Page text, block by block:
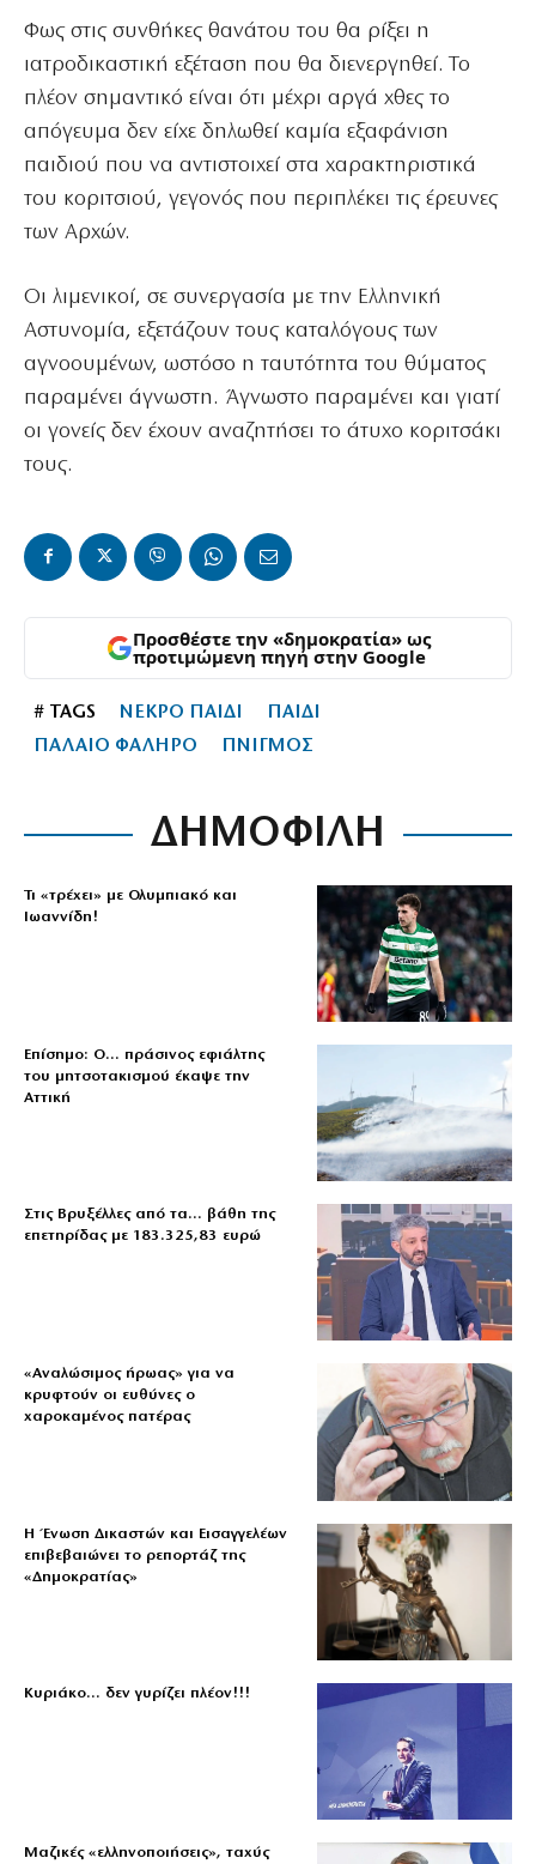
Φως στις συνθήκες θανάτου του θα ρίξει η
ιατροδικαστική εξέταση που θα διενεργηθεί. Το
πλέον σημαντικό είναι ότι μέχρι αργά χθες το
απόγευμα δεν είχε δηλωθεί καμία εξαφάνιση
παιδιού που να αντιστοιχεί στα χαρακτηριστικά
του κοριτσιού, γεγονός που περιπλέκει τις έρευνες
των Αρχών.
Οι λιμενικοί, σε συνεργασία με την Ελληνική
Αστυνομία, εξετάζουν τους καταλόγους των
αγνοουμένων, ωστόσο η ταυτότητα του θύματος
παραμένει άγνωστη. Άγνωστο παραμένει και γιατί
οι γονείς δεν έχουν αναζητήσει το άτυχο κοριτσάκι
τους.
Προσθέστε την «δημοκρατία» ως
προτιμώμενη πηγή στην Google
# TAGS ΝΕΚΡΟ ΠΑΙΔΙ
ΠΑΙΔΙ
ΠΑΛΑΙΟ ΦΑΛΗΡΟ
ΠΝΙΓΜΟΣ
ΔΗΜΟΦΙΛΗ
Τι «τρέχει» με Ολυμπιακό και
Ιωαννίδη!
Επίσημο: Ο… πράσινος εφιάλτης
του μητσοτακισμού έκαψε την
Αττική
Στις Βρυξέλλες από τα… βάθη της
επετηρίδας με 183.325,83 ευρώ
«Aναλώσιμος ήρωας» για να
κρυφτούν οι ευθύνες ο
χαροκαμένος πατέρας
Η Ένωση Δικαστών και Εισαγγελέων
επιβεβαιώνει το ρεπορτάζ της
«Δημοκρατίας»
Κυριάκο… δεν γυρίζει πλέον!!!
Μαζικές «ελληνοποιήσεις», ταχύς